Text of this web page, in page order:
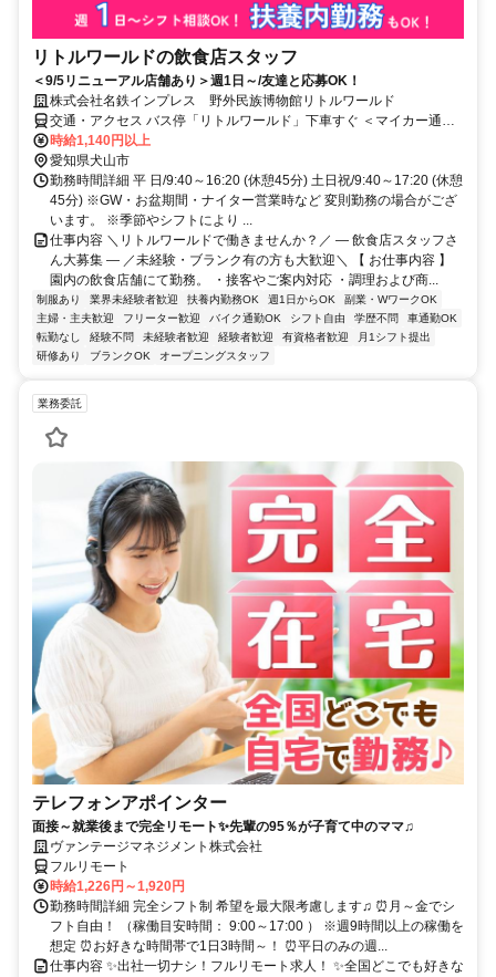
リトルワールドの飲食店スタッフ
＜9/5リニューアル店舗あり＞週1日～/友達と応募OK！
株式会社名鉄インプレス 野外民族博物館リトルワールド
交通・アクセス バス停「リトルワールド」下車すぐ ＜マイカー通勤
を推奨＞
時給1,140円以上
愛知県犬山市
勤務時間詳細 平 日/9:40～16:20 (休憩45分) 土日祝/9:40～17:20 (休憩
45分) ※GW・お盆期間・ナイター営業時など 変則勤務の場合がござ
います。 ※季節やシフトにより ...
仕事内容 ＼リトルワールドで働きませんか？／ ― 飲食店スタッフさ
ん大募集 ― ／未経験・ブランク有の方も大歓迎＼ 【 お仕事内容 】
園内の飲食店舗にて勤務。 ・接客やご案内対応 ・調理および商...
制服あり 業界未経験者歓迎 扶養内勤務OK 週1日からOK
副業・WワークOK
主婦・主夫歓迎
フリーター歓迎 バイク通勤OK シフト自由 学歴不問
車通勤OK
転勤なし
経験不問 未経験者歓迎 経験者歓迎 有資格者歓迎
月1シフト提出
研修あり
ブランクOK オープニングスタッフ
業務委託
テレフォンアポインター
面接～就業後まで完全リモート✨先輩の95％が子育て中のママ♫
ヴァンテージマネジメント株式会社
フルリモート
時給1,226円～1,920円
勤務時間詳細 完全シフト制 希望を最大限考慮します♫ ⏰月～金でシ
フト自由！ （稼働目安時間： 9:00～17:00 ） ※週9時間以上の稼働を
想定 ⏰お好きな時間帯で1日3時間～！ ⏰平日のみの週...
仕事内容 ✨出社一切ナシ！フルリモート求人！ ✨全国どこでも好きな